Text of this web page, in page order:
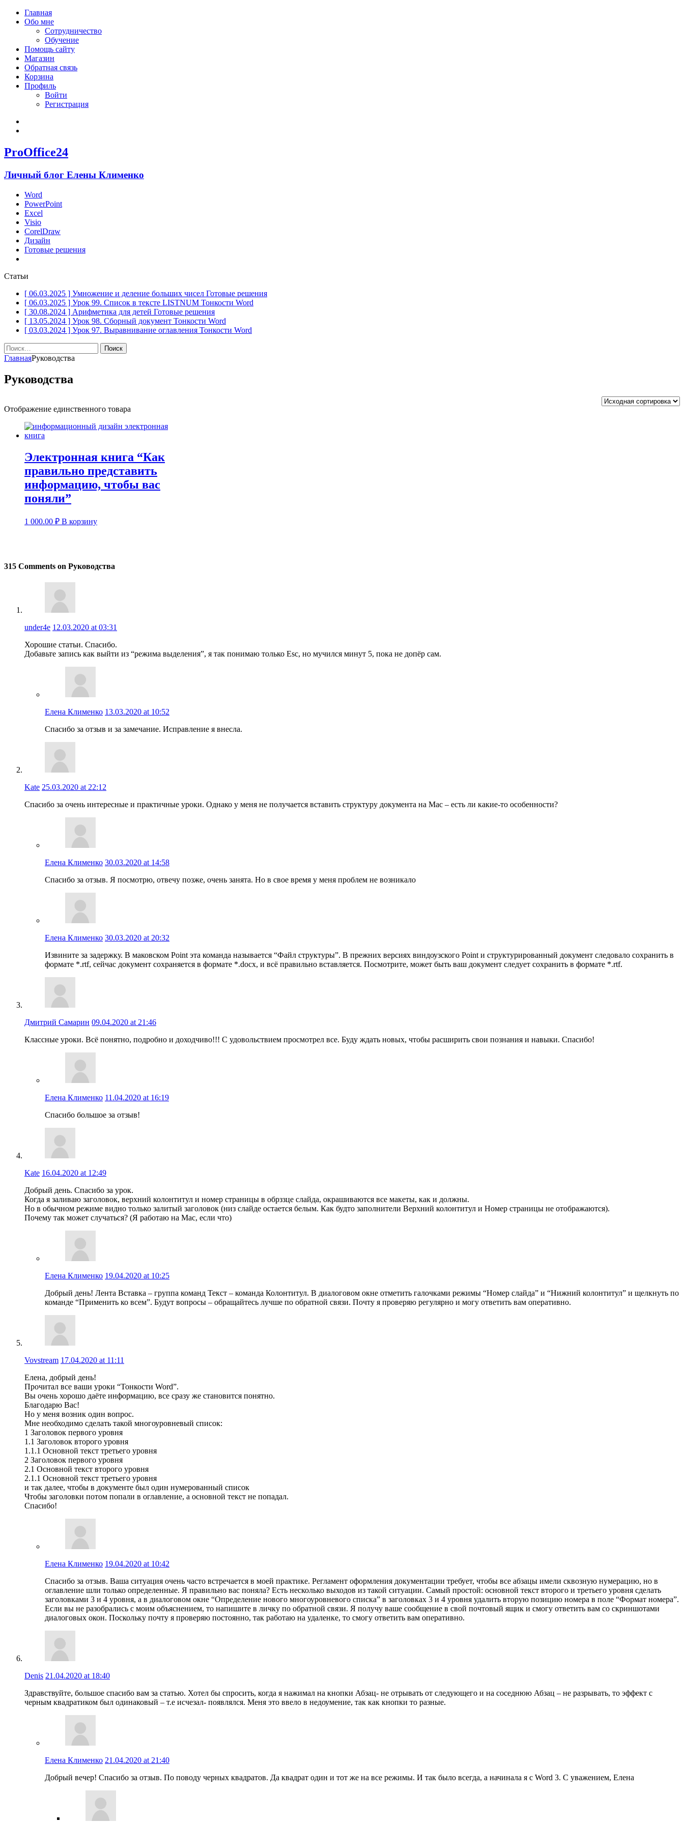
Главная
Обо мне
Сотрудничество
Обучение
Помощь сайту
Магазин
Обратная связь
Корзина
Профиль
Войти
Регистрация
ProOffice24
Личный блог Елены Клименко
Word
PowerPoint
Excel
Visio
CorelDraw
Дизайн
Готовые решения
Статьи
[ 06.03.2025 ] Умножение и деление больших чисел Готовые решения
[ 06.03.2025 ] Урок 99. Список в тексте LISTNUM Тонкости Word
[ 30.08.2024 ] Арифметика для детей Готовые решения
[ 13.05.2024 ] Урок 98. Сборный документ Тонкости Word
[ 03.03.2024 ] Урок 97. Выравнивание оглавления Тонкости Word
Найти:
ГлавнаяРуководства
Руководства
Отображение единственного товара
Электронная книга “Как
правильно представить
информацию, чтобы вас
поняли”
1 000.00 ₽ В корзину
315 Comments on Руководства
under4e 12.03.2020 at 03:31
Хорошие статьи. Спасибо.
Добавьте запись как выйти из “режима выделения”, я так понимаю только Esc, но мучился минут 5, пока не допёр сам.
Елена Клименко 13.03.2020 at 10:52
Спасибо за отзыв и за замечание. Исправление я внесла.
Kate 25.03.2020 at 22:12
Спасибо за очень интересные и практичные уроки. Однако у меня не получается вставить структуру документа на Mac – есть ли какие-то особенности?
Елена Клименко 30.03.2020 at 14:58
Спасибо за отзыв. Я посмотрю, отвечу позже, очень занята. Но в свое время у меня проблем не возникало
Елена Клименко 30.03.2020 at 20:32
Извините за задержку. В маковском Point эта команда называется “Файл структуры”. В прежних версиях виндоузского Point и структурированный документ следовало сохранить в
формате *.rtf, сейчас документ сохраняется в формате *.docx, и всё правильно вставляется. Посмотрите, может быть ваш документ следует сохранить в формате *.rtf.
Дмитрий Самарин 09.04.2020 at 21:46
Классные уроки. Всё понятно, подробно и доходчиво!!! С удовольствием просмотрел все. Буду ждать новых, чтобы расширить свои познания и навыки. Спасибо!
Елена Клименко 11.04.2020 at 16:19
Спасибо большое за отзыв!
Kate 16.04.2020 at 12:49
Добрый день. Спасибо за урок.
Когда я заливаю заголовок, верхний колонтитул и номер страницы в обрззце слайда, окрашиваются все макеты, как и должны.
Но в обычном режиме видно только залитый заголовок (низ слайде остается белым. Как будто заполнители Верхний колонтитул и Номер страницы не отображаются).
Почему так может случаться? (Я работаю на Мас, если что)
Елена Клименко 19.04.2020 at 10:25
Добрый день! Лента Вставка – группа команд Текст – команда Колонтитул. В диалоговом окне отметить галочками режимы “Номер слайда” и “Нижний колонтитул” и щелкнуть по
команде “Применить ко всем”. Будут вопросы – обращайтесь лучше по обратной связи. Почту я проверяю регулярно и могу ответить вам оперативно.
Vovstream 17.04.2020 at 11:11
Елена, добрый день!
Прочитал все ваши уроки “Тонкости Word”.
Вы очень хорошо даёте информацию, все сразу же становится понятно.
Благодарю Вас!
Но у меня возник один вопрос.
Мне необходимо сделать такой многоуровневый список:
1 Заголовок первого уровня
1.1 Заголовок второго уровня
1.1.1 Основной текст третьего уровня
2 Заголовок первого уровня
2.1 Основной текст второго уровня
2.1.1 Основной текст третьего уровня
и так далее, чтобы в документе был один нумерованный список
Чтобы заголовки потом попали в оглавление, а основной текст не попадал.
Спасибо!
Елена Клименко 19.04.2020 at 10:42
Спасибо за отзыв. Ваша ситуация очень часто встречается в моей практике. Регламент оформления документации требует, чтобы все абзацы имели сквозную нумерацию, но в
оглавление шли только определенные. Я правильно вас поняла? Есть несколько выходов из такой ситуации. Самый простой: основной текст второго и третьего уровня сделать
заголовками 3 и 4 уровня, а в диалоговом окне “Определение нового многоуровневого списка” в заголовках 3 и 4 уровня удалить вторую позицию номера в поле “Формат номера”.
Если вы не разобрались с моим объяснением, то напишите в личку по обратной связи. Я получу ваше сообщение в свой почтовый ящик и смогу ответить вам со скриншотами
диалоговых окон. Поскольку почту я проверяю постоянно, так работаю на удаленке, то смогу ответить вам оперативно.
Denis 21.04.2020 at 18:40
Здравствуйте, большое спасибо вам за статью. Хотел бы спросить, когда я нажимал на кнопки Абзац- не отрывать от следующего и на соседнюю Абзац – не разрывать, то эффект с
черным квадратиком был одинаковый – т.е исчезал- появлялся. Меня это ввело в недоумение, так как кнопки то разные.
Елена Клименко 21.04.2020 at 21:40
Добрый вечер! Спасибо за отзыв. По поводу черных квадратов. Да квадрат один и тот же на все режимы. И так было всегда, а начинала я с Word 3. С уважением, Елена